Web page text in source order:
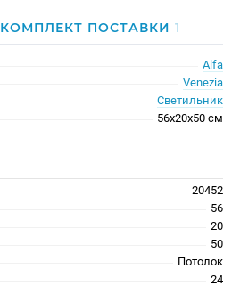
КОМПЛЕКТ ПОСТАВКИ 1
Alfa
Venezia
Светильник
56x20x50 см
20452
56
20
50
Потолок
24